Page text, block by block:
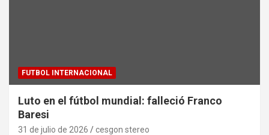
FUTBOL INTERNACIONAL
Luto en el fútbol mundial: falleció Franco
Baresi
31 de julio de 2026 cesgon stereo